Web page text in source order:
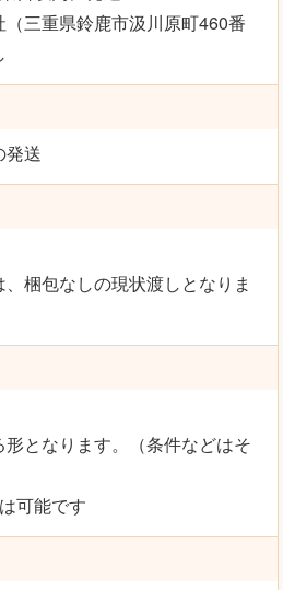
三重県鈴鹿市汲川原町460番
発送
梱包なしの現状渡しとなりま
となります。（条件などはそ
可能です